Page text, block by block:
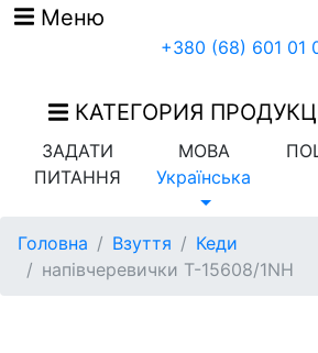
Меню
+380 (68) 601 01
КАТЕГОРИЯ
ЗАДАТИ
ПИТАННЯ
МОВА
Українська
Головна
Взуття
Кеди
напівчеревички T-15608/1NH